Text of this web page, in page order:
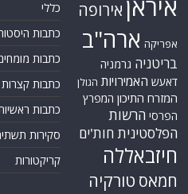
איראן אירופה
אפריקה ארה"ב
בריטניה גרמניה
דאעש האמירויות הגולן
המזרח התיכון המפרץ
הפרסי הרשות
הפלסטינית חות'ים
חיזבאללה
חמאס טורקיה
כללי
כתבות
כתבות
כתבות קצרות
כתבות
סקירות
קריקטורות